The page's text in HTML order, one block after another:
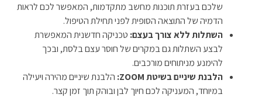
שלכם בעזרת תוכנות מחשב מתקדמות, המאפשר לכם לראות
הדמיה של התוצאה הסופית לפני תחילת הטיפול.
השתלות ללא צורך בעצם: טכניקה חדשנית המאפשרת
לבצע השתלות גם במקרים של חוסר עצם בלסת, ובכך
להימנע מניתוחים מורכבים.
הלבנת שיניים בשיטת ZOOM:
הלבנת שיניים מהירה ויעילה
במיוחד, המעניקה לכם חיוך לבן ובוהק תוך זמן קצר.